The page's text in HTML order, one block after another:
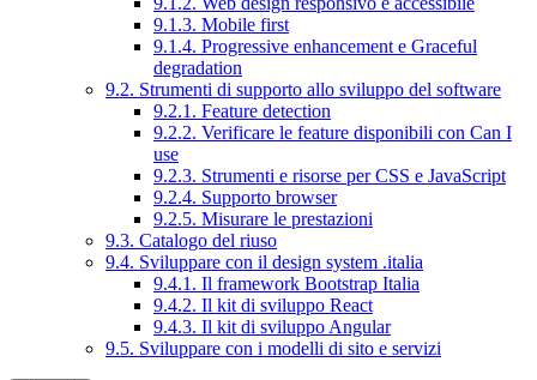
9.1.3. Mobile first
9.1.4. Progressive enhancement e Graceful
degradation
9.2. Strumenti di supporto allo sviluppo del software
9.2.1. Feature detection
9.2.2. Verificare le feature disponibili con Can I
use
9.2.3. Strumenti e risorse per CSS e JavaScript
9.2.4. Supporto browser
9.2.5. Misurare le prestazioni
9.3. Catalogo del riuso
9.4. Sviluppare con il design system .italia
9.4.1. Il framework Bootstrap Italia
9.4.2. Il kit di sviluppo React
9.4.3. Il kit di sviluppo Angular
9.5. Sviluppare con i modelli di sito e servizi